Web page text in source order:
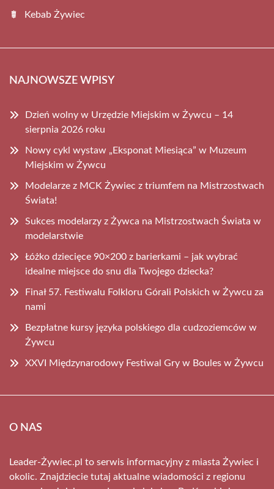
Kebab Żywiec
NAJNOWSZE WPISY
Dzień wolny w Urzędzie Miejskim w Żywcu – 14
sierpnia 2026 roku
Nowy cykl wystaw „Eksponat Miesiąca” w Muzeum
Miejskim w Żywcu
Modelarze z MCK Żywiec z triumfem na Mistrzostwach
Świata!
Sukces modelarzy z Żywca na Mistrzostwach Świata w
modelarstwie
Łóżko dziecięce 90×200 z barierkami – jak wybrać
idealne miejsce do snu dla Twojego dziecka?
Finał 57. Festiwalu Folkloru Górali Polskich w Żywcu za
nami
Bezpłatne kursy języka polskiego dla cudzoziemców w
Żywcu
XXVI Międzynarodowy Festiwal Gry w Boules w Żywcu
O NAS
Leader-Żywiec.pl to serwis informacyjny z miasta Żywiec i
okolic. Znajdziecie tutaj aktualne wiadomości z regionu